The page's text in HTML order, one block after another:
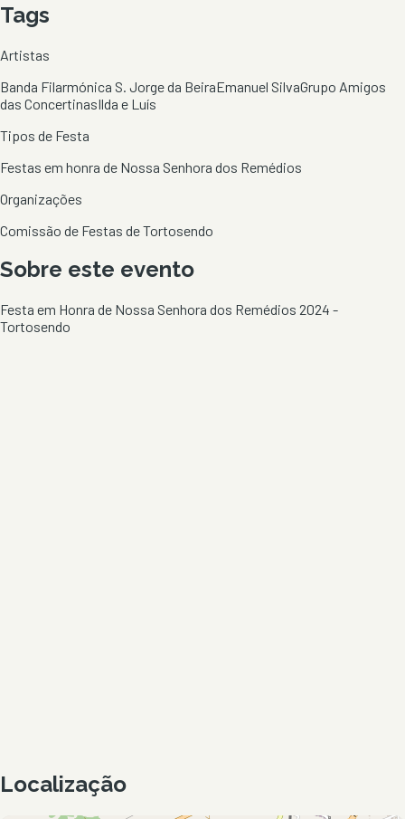
Tags
Artistas
Banda Filarmónica S. Jorge da BeiraEmanuel SilvaGrupo Amigos
das ConcertinasIlda e Luís
Tipos de Festa
Festas em honra de Nossa Senhora dos Remédios
Organizações
Comissão de Festas de Tortosendo
Sobre este evento
Festa em Honra de Nossa Senhora dos Remédios 2024 -
Tortosendo
Localização